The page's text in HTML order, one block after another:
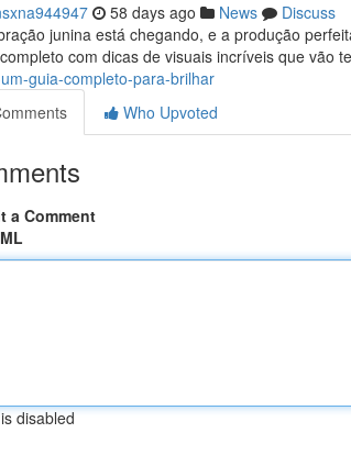
58 days ago News
Discuss
junina está chegando, e a produção
com dicas de visuais incríveis que vão
guia-completo-para-brilhar
Who Upvoted
a Comment
disabled